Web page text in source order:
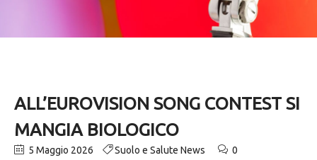
ALL’EUROVISION SONG CONTEST SI
MANGIA BIOLOGICO
5 Maggio 2026 Suolo e Salute News 0